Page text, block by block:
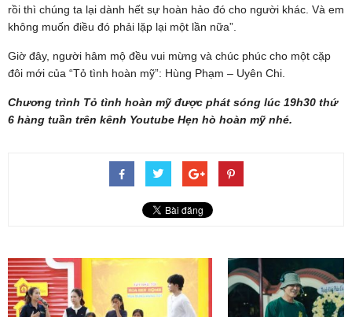
rồi thì chúng ta lại dành hết sự hoàn hảo đó cho người khác. Và em
không muốn điều đó phải lặp lại một lần nữa”.
Giờ đây, người hâm mộ đều vui mừng và chúc phúc cho một cặp
đôi mới của “Tỏ tình hoàn mỹ”: Hùng Phạm – Uyên Chi.
Chương trình Tỏ tình hoàn mỹ được phát sóng lúc 19h30 thứ
6 hàng tuần trên kênh Youtube Hẹn hò hoàn mỹ nhé.